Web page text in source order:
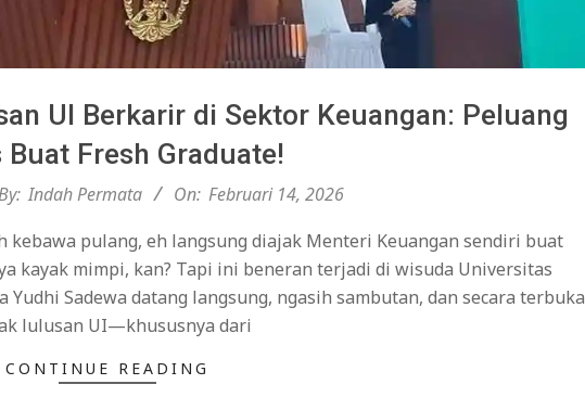
UI Berkarir di Sektor Keuangan: Peluang
Buat Fresh Graduate!
Indah Permata On: Februari 14, 2026
kebawa pulang, eh langsung diajak Menteri Keuangan sendiri buat
kayak mimpi, kan? Tapi ini beneran terjadi di wisuda Universitas
Sadewa datang langsung, ngasih sambutan, dan secara terbuka
lulusan UI—khususnya dari
CONTINUE READING